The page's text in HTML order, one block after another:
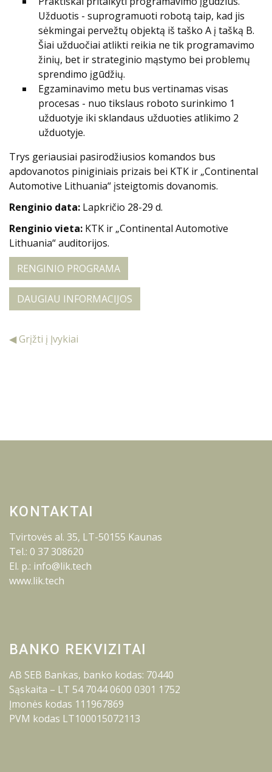
Užduotis - suprogramuoti robotą taip, kad jis
sėkmingai pervežtų objektą iš taško A į tašką B.
Šiai užduočiai atlikti reikia ne tik programavimo
žinių, bet ir strateginio mąstymo bei problemų
sprendimo įgūdžių.
Egzaminavimo metu bus vertinamas visas
procesas - nuo tikslaus roboto surinkimo 1
užduotyje iki sklandaus užduoties atlikimo 2
užduotyje.
Trys geriausiai pasirodžiusios komandos bus
apdovanotos piniginiais prizais bei KTK ir „Continental
Automotive Lithuania“ įsteigtomis dovanomis.
Renginio data: Lapkričio 28-29 d.
Renginio vieta: KTK ir „Continental Automotive
Lithuania“ auditorijos.
RENGINIO PROGRAMA
DAUGIAU INFORMACIJOS
◀ Grįžti į Įvykiai
KONTAKTAI
Tvirtovės al. 35, LT-50155 Kaunas
Tel.: 0 37 308620
El. p.: info@lik.tech
www.lik.tech
BANKO REKVIZITAI
AB SEB Bankas, banko kodas: 70440
Sąskaita – LT 54 7044 0600 0301 1752
Įmonės kodas 111967869
PVM kodas LT100015072113